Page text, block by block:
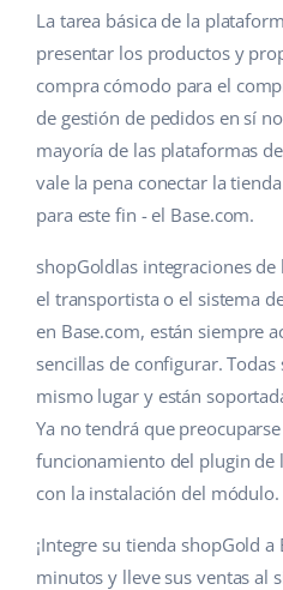
La tarea básica de la
presentar los productos y
compra cómodo para el
de gestión de pedidos en sí
mayoría de las plataformas
vale la pena conectar la
para este fin - el Base.com.
shopGoldlas integraciones
el transportista o el sistema
en Base.com, están siempre
sencillas de configurar.
mismo lugar y están
Ya no tendrá que
funcionamiento del plugin de
con la instalación del módulo.
¡Integre su tienda shopGold
minutos y lleve sus ventas al